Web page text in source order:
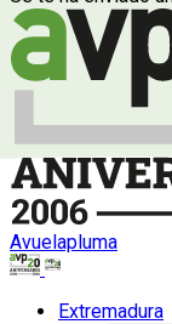
Avuelapluma
Extremadura